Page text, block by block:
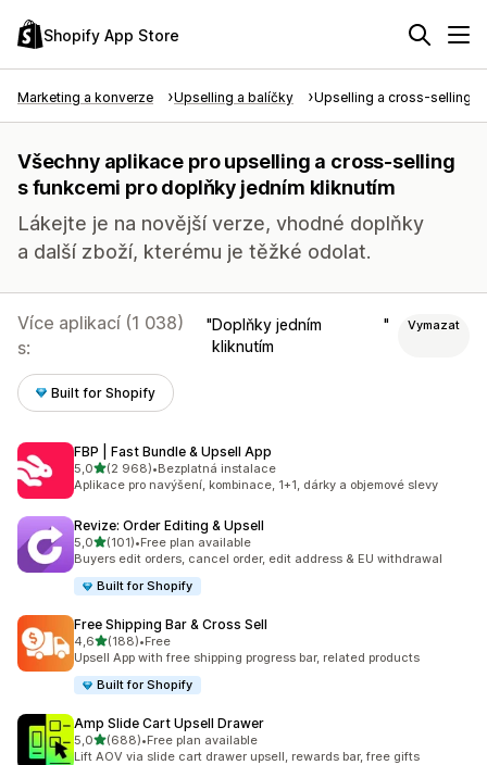
Shopify App Store
Marketing a konverze Upselling a balíčky Upselling a cross-selling
Všechny aplikace pro upselling a cross-selling
s funkcemi pro doplňky jedním kliknutím
Lákejte je na novější verze, vhodné doplňky
a další zboží, kterému je těžké odolat.
Více aplikací (1 038)
s:
Doplňky jedním
kliknutím
Vymazat
Built for Shopify
FBP | Fast Bundle & Upsell App
5,0z 5 hvězd
(2 968)
Celkový počet recenzí: 2968
•Bezplatná instalace
Aplikace pro navýšení, kombinace, 1+1, dárky a objemové slevy
Revize: Order Editing & Upsell
5,0z 5 hvězd
(101)
Celkový počet recenzí: 101
•Free plan available
Buyers edit orders, cancel order, edit address & EU withdrawal
Built for Shopify
Free Shipping Bar & Cross Sell
4,6z 5 hvězd
(188)
Celkový počet recenzí: 188
•Free
Upsell App with free shipping progress bar, related products
Built for Shopify
Amp Slide Cart Upsell Drawer
5,0z 5 hvězd
(688)
Celkový počet recenzí: 688
•Free plan available
Lift AOV via slide cart drawer upsell, rewards bar, free gifts